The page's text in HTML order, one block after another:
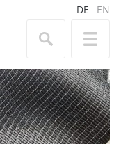
DE EN